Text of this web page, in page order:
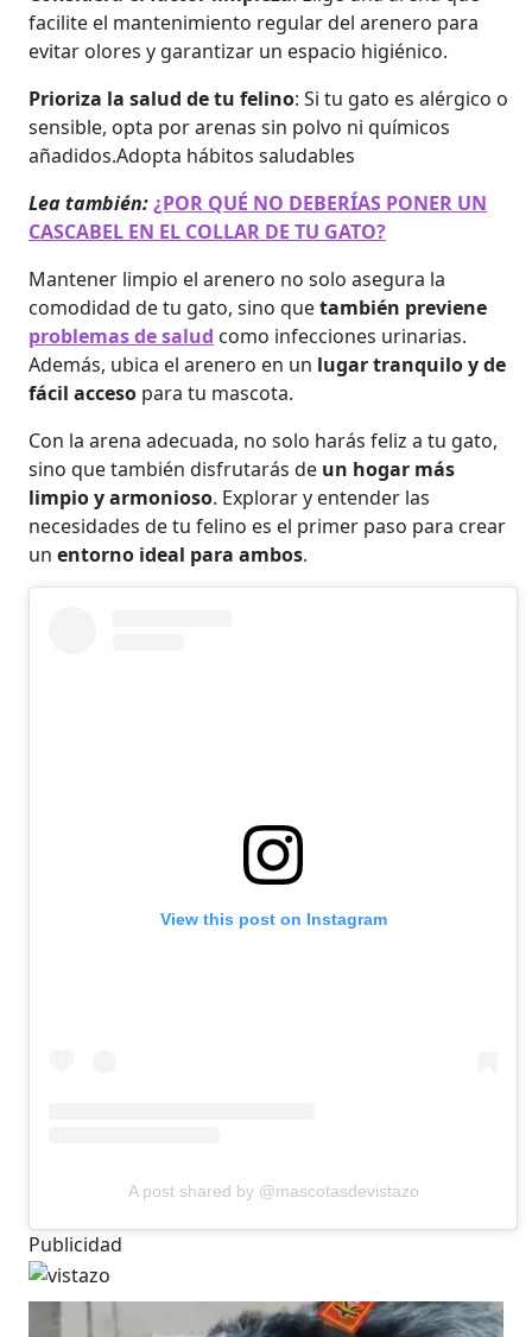
facilite el mantenimiento regular del arenero para
evitar olores y garantizar un espacio higiénico.
Prioriza la salud de tu felino: Si tu gato es alérgico o
sensible, opta por arenas sin polvo ni químicos
añadidos.Adopta hábitos saludables
Lea también:¿POR QUÉ NO DEBERÍAS PONER UN
CASCABEL EN EL COLLAR DE TU GATO?
Mantener limpio el arenero no solo asegura la
comodidad de tu gato, sino quetambién previene
problemas de salud como infecciones urinarias.
Además, ubica el arenero en un lugar tranquilo y de
fácil acceso para tu mascota.
Con la arena adecuada, no solo harás feliz a tu gato,
sino que también disfrutarás de un hogar más
limpio y armonioso. Explorar y entender las
necesidades de tu felino es el primer paso para crear
un entorno ideal para ambos.
View this post on Instagram
A post shared by @mascotasdevistazo
Publicidad